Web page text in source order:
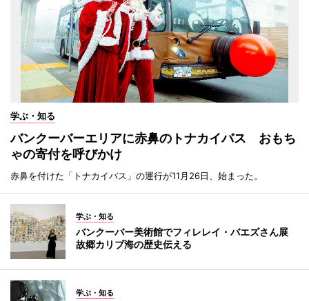
学ぶ・知る
バンクーバーエリアに赤鼻のトナカイバス おもち
ゃの寄付を呼びかけ
赤鼻を付けた「トナカイバス」の運行が11月26日、始まった。
学ぶ・知る
バンクーバー美術館でフィレレイ・バエズさん展
故郷カリブ海の歴史伝える
学ぶ・知る